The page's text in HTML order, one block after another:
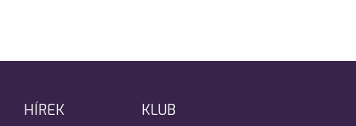
HÍREK KLUB